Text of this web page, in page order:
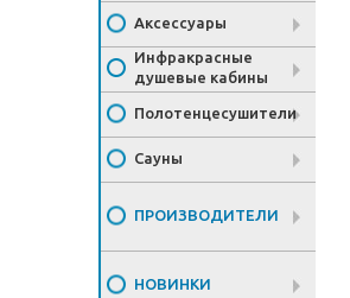
Аксессуары
Инфракрасные
душевые кабины
Полотенцесушители
Сауны
ПРОИЗВОДИТЕЛИ
НОВИНКИ